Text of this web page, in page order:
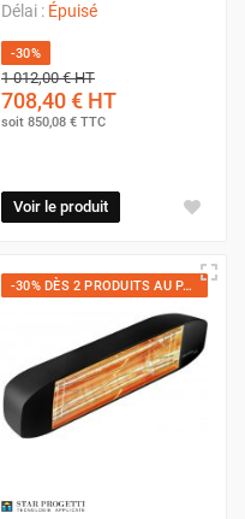
Délai : Épuisé
-30%
1 012,00 €HT
708,40 € HT
soit 850,08 € TTC
Voir le produit
-30% DÈS 2 PRODUITS AU PANIER